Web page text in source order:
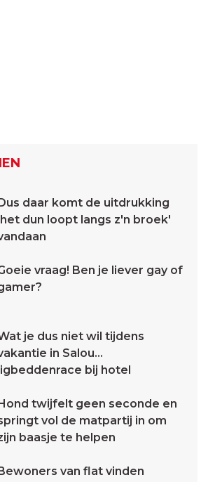
Dus daar komt de uitdrukking
dun loopt langs z'n broek'
vraag! Ben je liever gay of
je dus niet wil tijdens
in Salou...
ligbeddenrace bij hotel
Hond twijfelt geen seconde en
vol de matpartij in om
baasje te helpen
Bewoners van flat vinden